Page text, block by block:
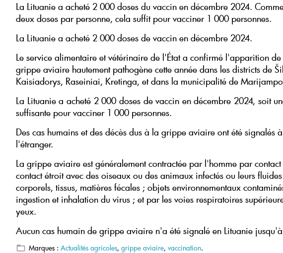
La Lituanie a acheté 2 000 doses du vaccin en décembre 2024.
deux doses par personne, cela suffit pour vacciner 1 000 personnes.
La Lituanie a acheté 2 000 doses de vaccin en décembre 2024.
Le service alimentaire et vétérinaire de l'État a confirmé l'apparition
grippe aviaire hautement pathogène cette année dans les districts de
Kaisiadorys, Raseiniai, Kretinga, et dans la municipalité de
La Lituanie a acheté 2 000 doses de vaccin en décembre 2024, soit
suffisante pour vacciner 1 000 personnes.
Des cas humains et des décès dus à la grippe aviaire ont été signalés à
l'étranger.
La grippe aviaire est généralement contractée par l'homme par
contact étroit avec des oiseaux ou des animaux infectés ou leurs fluides
corporels, tissus, matières fécales ; objets environnementaux
ingestion et inhalation du virus ; et par les voies respiratoires
yeux.
Aucun cas humain de grippe aviaire n'a été signalé en Lituanie
Marques : Actualités agricoles, grippe aviaire, vaccination.